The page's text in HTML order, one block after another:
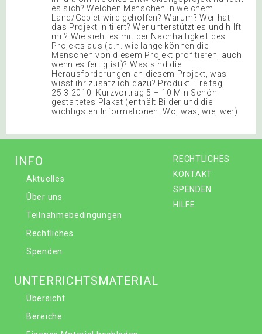
es sich? Welchen Menschen in welchem
Land/Gebiet wird geholfen? Warum? Wer hat
das Projekt initiiert? Wer unterstützt es und hilft
mit? Wie sieht es mit der Nachhaltigkeit des
Projekts aus (d.h. wie lange können die
Menschen von diesem Projekt profitieren, auch
wenn es fertig ist)? Was sind die
Herausforderungen an diesem Projekt, was
wisst ihr zusätzlich dazu? Produkt: Freitag,
25.3.2010: Kurzvortrag 5 – 10 Min Schön
gestaltetes Plakat (enthält Bilder und die
wichtigsten Informationen: Wo, was, wie, wer)
RECHTLICHES
KONTAKT
SPENDEN
HILFE
INFO
Aktuelles
Über uns
Teilnahmebedingungen
Rechtliches
Spenden
UNTERRICHTSMATERIAL
Übersicht
Bereiche